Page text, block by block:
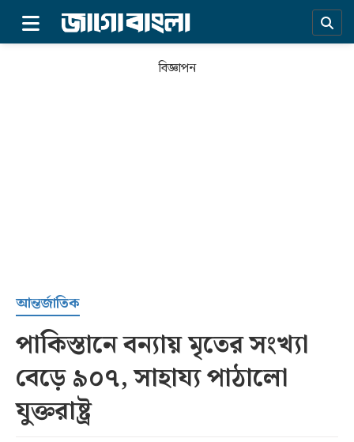
সর্বশেষ
সব
বিভাগ
বিজ্ঞাপন
আন্তর্জাতিক
পাকিস্তানে বন্যায় মৃতের সংখ্যা
বেড়ে ৯০৭, সাহায্য পাঠালো
যুক্তরাষ্ট্র